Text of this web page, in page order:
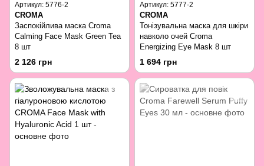
Артикул: 5776-2
CROMA
Заспокійлива маска Croma
Calming Face Mask Green Tea
8 шт
2 126 грн
Артикул: 5777-2
CROMA
Тонізувальна маска для шкіри
навколо очей Croma
Energizing Eye Mask 8 шт
1 694 грн